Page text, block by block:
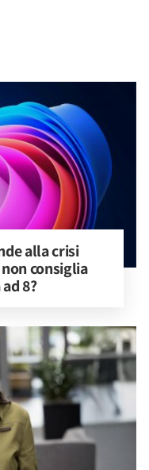
alla crisi
consiglia
8?